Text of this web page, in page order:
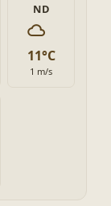
ND
11°C
1 m/s